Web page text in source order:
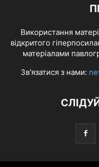
Використання
відкритого
матеріалами
Зв'язатися з нами: